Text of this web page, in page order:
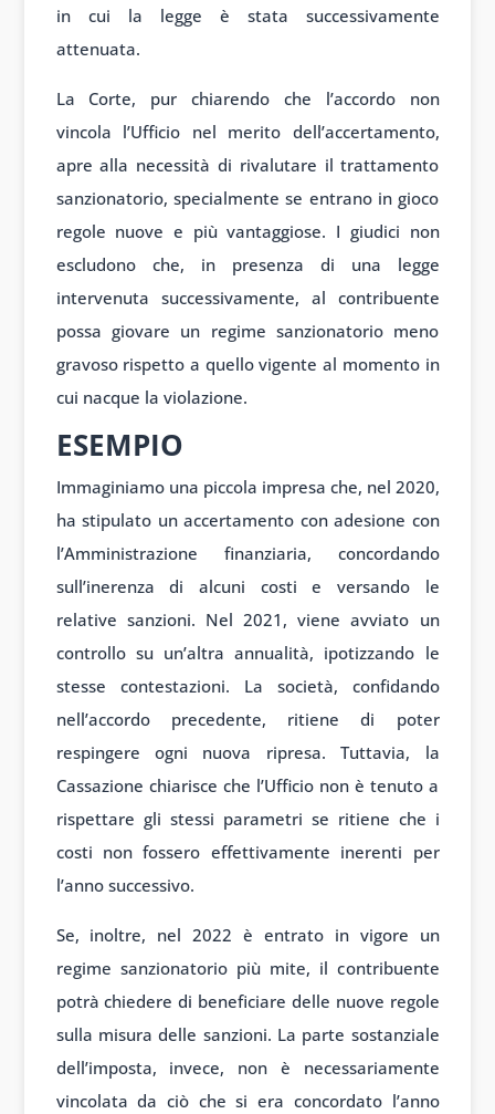
in cui la legge è stata successivamente
attenuata.
La Corte, pur chiarendo che l’accordo non
vincola l’Ufficio nel merito dell’accertamento,
apre alla necessità di rivalutare il trattamento
sanzionatorio, specialmente se entrano in gioco
regole nuove e più vantaggiose. I giudici non
escludono che, in presenza di una legge
intervenuta successivamente, al contribuente
possa giovare un regime sanzionatorio meno
gravoso rispetto a quello vigente al momento in
cui nacque la violazione.
ESEMPIO
Immaginiamo una piccola impresa che, nel 2020,
ha stipulato un accertamento con adesione con
l’Amministrazione finanziaria, concordando
sull’inerenza di alcuni costi e versando le
relative sanzioni. Nel 2021, viene avviato un
controllo su un’altra annualità, ipotizzando le
stesse contestazioni. La società, confidando
nell’accordo precedente, ritiene di poter
respingere ogni nuova ripresa. Tuttavia, la
Cassazione chiarisce che l’Ufficio non è tenuto a
rispettare gli stessi parametri se ritiene che i
costi non fossero effettivamente inerenti per
l’anno successivo.
Se, inoltre, nel 2022 è entrato in vigore un
regime sanzionatorio più mite, il contribuente
potrà chiedere di beneficiare delle nuove regole
sulla misura delle sanzioni. La parte sostanziale
dell’imposta, invece, non è necessariamente
vincolata da ciò che si era concordato l’anno